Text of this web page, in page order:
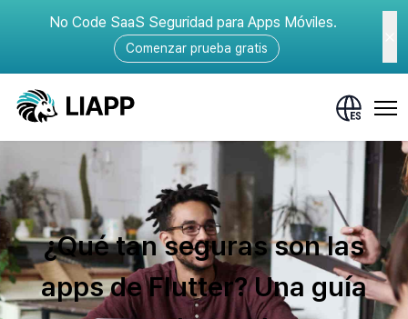
No Code SaaS Seguridad para Apps Móviles.
Comenzar prueba gratis
¿Qué tan seguras son las
apps de Flutter? Una guía